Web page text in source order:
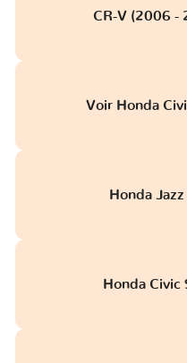
CR-V (2006 -
Voir Honda
Honda
Honda